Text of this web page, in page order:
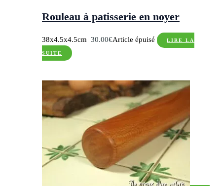
Rouleau à patisserie en noyer
38x4.5x4.5cm30.00€Article épuisé LIRE LA
SUITE